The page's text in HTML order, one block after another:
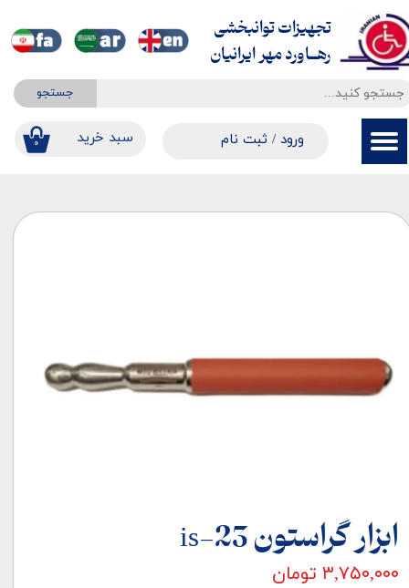
جستجو
۰ ​​سبد خرید ورود / ثبت نام
حساب کاربری من
سفارشات
خروج از حساب کاربری
تجهیزات توانبخشی
​​​​​​​رهــاورد مهر ایرانیان
ابزار گراستون is-23
۳,۷۵۰,۰۰۰ تومان